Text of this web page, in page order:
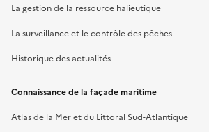
La gestion de la ressource halieutique
La surveillance et le contrôle des pêches
Historique des actualités
Connaissance de la façade maritime
Atlas de la Mer et du Littoral Sud-Atlantique